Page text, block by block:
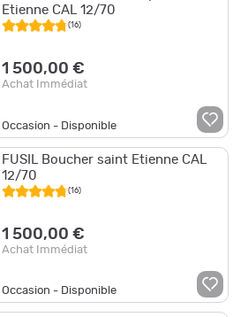
Etienne CAL 12/70
(16)
1 500,00 €
Achat Immédiat
Occasion - Disponible
FUSIL Boucher saint Etienne CAL
12/70
(16)
1 500,00 €
Achat Immédiat
Occasion - Disponible